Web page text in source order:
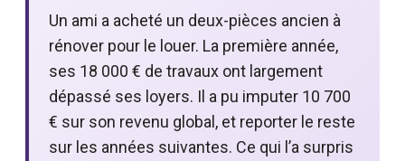
Un ami a acheté un deux-pièces ancien à
rénover pour le louer. La première année,
ses 18 000 € de travaux ont largement
dépassé ses loyers. Il a pu imputer 10 700
€ sur son revenu global, et reporter le reste
sur les années suivantes. Ce qui l’a surpris